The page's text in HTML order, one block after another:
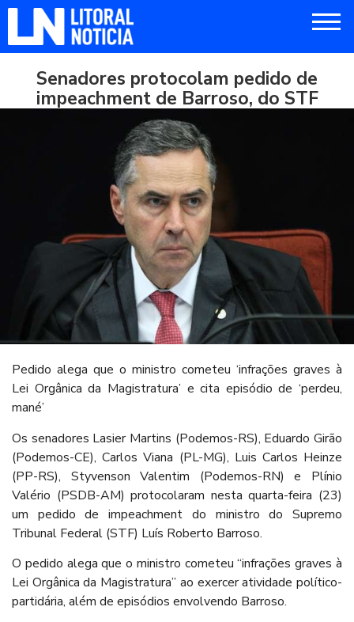
Senadores protocolam pedido de
impeachment de Barroso, do STF
Pedido alega que o ministro cometeu ‘infrações graves à
Lei Orgânica da Magistratura’ e cita episódio de ‘perdeu,
mané’
Os senadores Lasier Martins (Podemos-RS), Eduardo Girão
(Podemos-CE), Carlos Viana (PL-MG), Luis Carlos Heinze
(PP-RS), Styvenson Valentim (Podemos-RN) e Plínio
Valério (PSDB-AM) protocolaram nesta quarta-feira (23)
um pedido de impeachment do ministro do Supremo
Tribunal Federal (STF) Luís Roberto Barroso.
O pedido alega que o ministro cometeu “infrações graves à
Lei Orgânica da Magistratura” ao exercer atividade político-
partidária, além de episódios envolvendo Barroso.